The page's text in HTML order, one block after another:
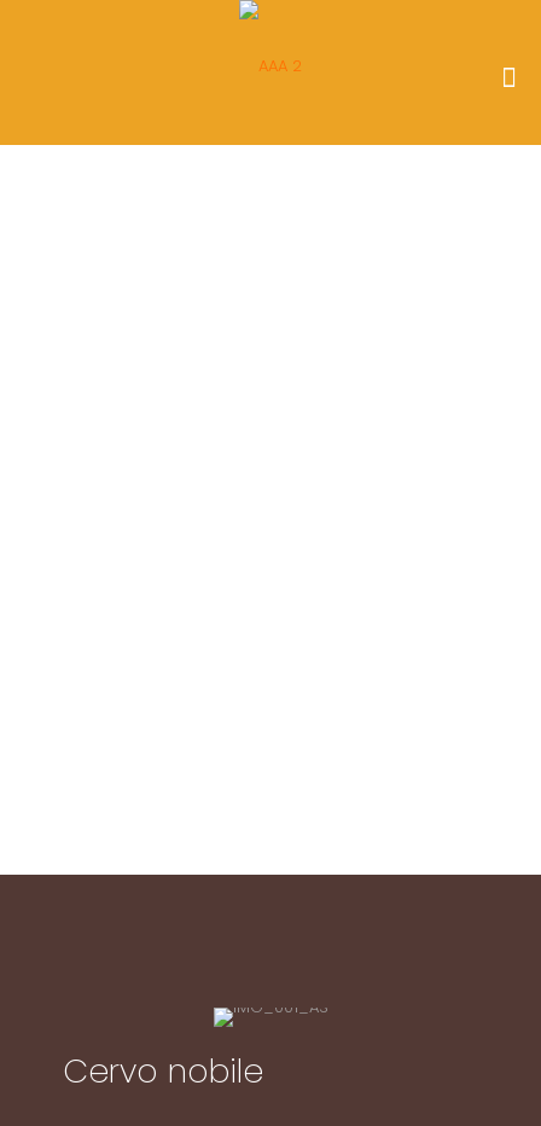
Cervo nobile